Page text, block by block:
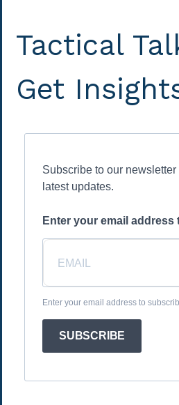
Tactical
Get
Subscribe to our
latest updates.
Enter your email
Enter your email address to
SUBSCRIBE